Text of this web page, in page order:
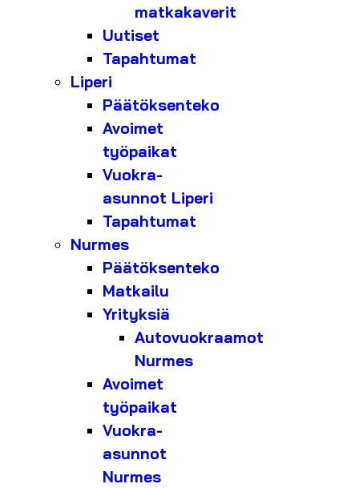
matkakaverit
Uutiset
Tapahtumat
Liperi
Päätöksenteko
Avoimet
työpaikat
Vuokra-
asunnot Liperi
Tapahtumat
Nurmes
Päätöksenteko
Matkailu
Yrityksiä
Autovuokraamot
Nurmes
Avoimet
työpaikat
Vuokra-
asunnot
Nurmes